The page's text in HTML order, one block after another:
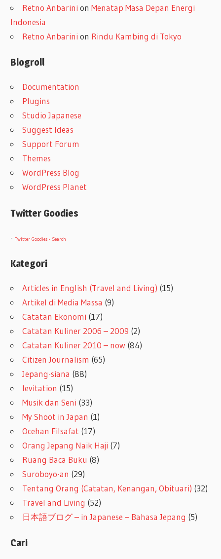
Retno Anbarini onMenatap Masa Depan Energi
Indonesia
Retno Anbarini on Rindu Kambing di Tokyo
Blogroll
Documentation
Plugins
Studio Japanese
Suggest Ideas
Support Forum
Themes
WordPress Blog
WordPress Planet
Twitter Goodies
-Twitter Goodies - Search
Kategori
Articles in English (Travel and Living) (15)
Artikel di Media Massa (9)
Catatan Ekonomi (17)
Catatan Kuliner 2006 – 2009 (2)
Catatan Kuliner 2010 – now (84)
Citizen Journalism (65)
Jepang-siana (88)
levitation (15)
Musik dan Seni (33)
My Shoot in Japan (1)
Ocehan Filsafat (17)
Orang Jepang Naik Haji (7)
Ruang Baca Buku (8)
Suroboyo-an (29)
Tentang Orang (Catatan, Kenangan, Obituari) (32)
Travel and Living (52)
日本語ブログ – in Japanese – Bahasa Jepang (5)
Cari